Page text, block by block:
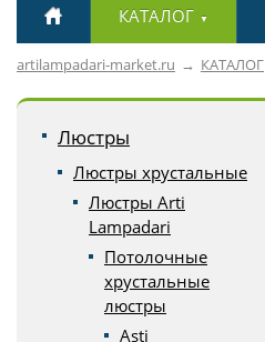
КАТАЛОГ ▼
artilampadari-market.ru КАТАЛОГ
Люстры
Люстры хрустальные
Люстры Arti
Lampadari
Потолочные
хрустальные
люстры
Asti